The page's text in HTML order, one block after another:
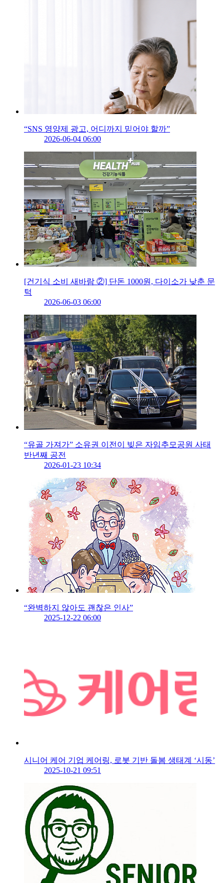
“SNS 영양제 광고, 어디까지 믿어야 할까”
2026-06-04 06:00
[건기식 소비 새바람 ②] 단돈 1000원, 다이소가 낮춘 문
턱
2026-06-03 06:00
“유골 가져가” 소유권 이전이 빚은 자임추모공원 사태
반년째 공전
2026-01-23 10:34
“완벽하지 않아도 괜찮은 인사”
2025-12-22 06:00
시니어 케어 기업 케어링, 로봇 기반 돌봄 생태계 ‘시동’
2025-10-21 09:51